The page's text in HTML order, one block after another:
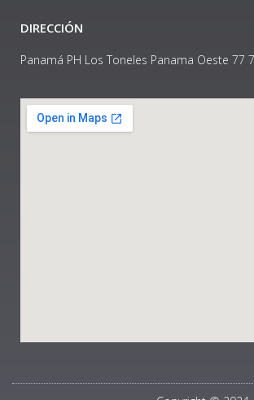
DIRECCIÓN
Panamá PH Los Toneles Panama Oeste 77